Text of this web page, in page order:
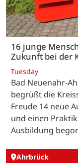
16 junge
Zukunft bei der
Tuesday
Bad Neuenahr-
begrüßt die
Freude 14 neue
und einen
Ausbildung
Ahrbrück